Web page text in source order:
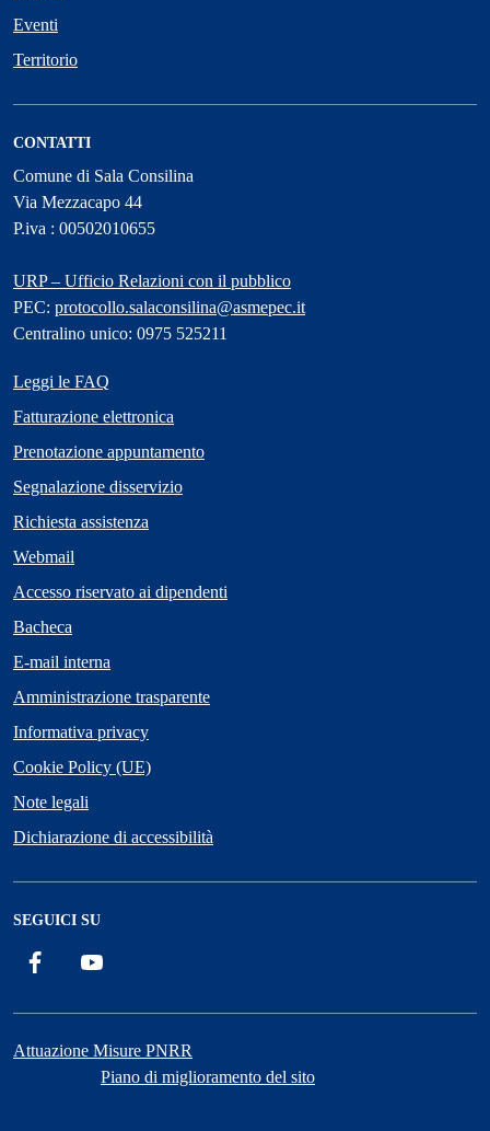
Eventi
Territorio
CONTATTI
Comune di Sala Consilina
Via Mezzacapo 44
P.iva : 00502010655
URP – Ufficio Relazioni con il pubblico
PEC: protocollo.salaconsilina@asmepec.it
Centralino unico: 0975 525211
Leggi le FAQ
Fatturazione elettronica
Prenotazione appuntamento
Segnalazione disservizio
Richiesta assistenza
Webmail
Accesso riservato ai dipendenti
Bacheca
E-mail interna
Amministrazione trasparente
Informativa privacy
Cookie Policy (UE)
Note legali
Dichiarazione di accessibilità
SEGUICI SU
Facebook
Attuazione Misure PNRR
Piano di miglioramento del sito